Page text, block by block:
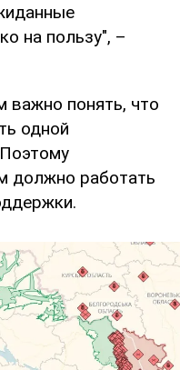
на пользу", –
важно понять, что
одной
должно работать